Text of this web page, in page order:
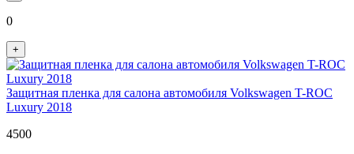
0
+
Защитная пленка для салона автомобиля Volkswagen T-ROC
Luxury 2018
4500